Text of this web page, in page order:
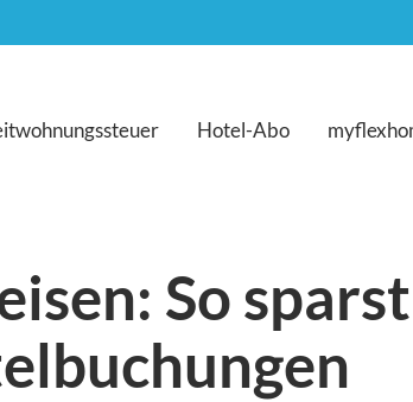
Hotel-Abo
So sparst